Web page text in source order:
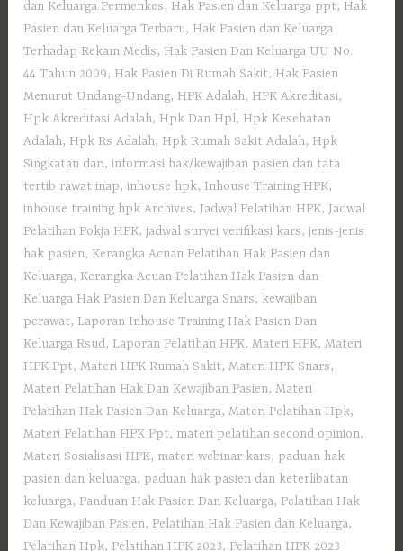
dan Keluarga Permenkes, Hak Pasien dan Keluarga ppt, Hak
Pasien dan Keluarga Terbaru, Hak Pasien dan Keluarga
Terhadap Rekam Medis, Hak Pasien Dan Keluarga UU No.
44 Tahun 2009, Hak Pasien Di Rumah Sakit, Hak Pasien
Menurut Undang-Undang, HPK Adalah, HPK Akreditasi,
Hpk Akreditasi Adalah, Hpk Dan Hpl, Hpk Kesehatan
Adalah, Hpk Rs Adalah, Hpk Rumah Sakit Adalah, Hpk
Singkatan dari,informasi hak/kewajiban pasien dan tata
tertib rawat inap,inhouse hpk, Inhouse Training HPK,
inhouse training hpk Archives, Jadwal Pelatihan HPK, Jadwal
Pelatihan Pokja HPK,jadwal survei verifikasi kars,jenis-jenis
hak pasien, Kerangka Acuan Pelatihan Hak Pasien dan
Keluarga, Kerangka Acuan Pelatihan Hak Pasien dan
Keluarga Hak Pasien Dan Keluarga Snars, kewajiban
perawat, Laporan Inhouse Training Hak Pasien Dan
Keluarga Rsud, Laporan Pelatihan HPK,Materi HPK,Materi
HPK Ppt,Materi HPK Rumah Sakit,Materi HPK Snars,
Materi Pelatihan Hak Dan Kewajiban Pasien,Materi
Pelatihan Hak Pasien Dan Keluarga,Materi Pelatihan Hpk,
Materi Pelatihan HPK Ppt, materi pelatihan second opinion,
Materi Sosialisasi HPK, materi webinar kars, paduan hak
pasien dan keluarga, paduan hak pasien dan keterlibatan
keluarga, Panduan Hak Pasien Dan Keluarga, Pelatihan Hak
Dan Kewajiban Pasien, Pelatihan Hak Pasien dan Keluarga,
Pelatihan Hpk, Pelatihan HPK 2023, Pelatihan HPK 2023